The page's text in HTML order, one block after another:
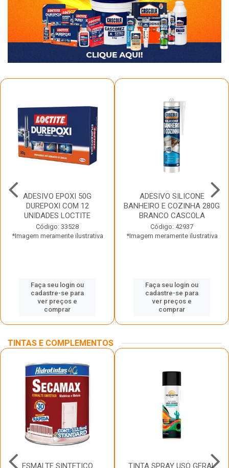
ADESIVO EPOXI 50G
DUREPOXI COM 12
UNIDADES LOCTITE
Código: 33528
*Imagem meramente ilustrativa
Faça seu login ou
cadastre-se para
ver preços e
comprar
ADESIVO SILICONE
BANHEIRO E COZINHA 280G
BRANCO CASCOLA
Código: 42937
*Imagem meramente ilustrativa
Faça seu login ou
cadastre-se para
ver preços e
comprar
TINTAS E COMPLEMENTOS
ESMALTE SINTETICO TINTA SPRAY USO GERAL